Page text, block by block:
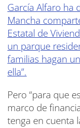
García Alfaro ha
Mancha
Estatal de
un parque
familias hagan
ella”.
Pero “para que
marco de
tenga en cuenta